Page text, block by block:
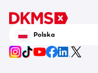
Polska